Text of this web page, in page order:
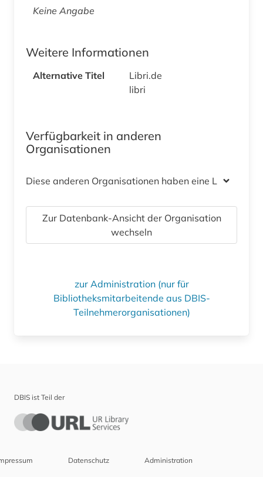
Keine Angabe
Weitere Informationen
Alternative Titel
Libri.de
libri
Verfügbarkeit in anderen
Organisationen
Diese anderen Organisationen haben eine Lizenz
Zur Datenbank-Ansicht der Organisation
wechseln
zur Administration (nur für
Bibliotheksmitarbeitende aus DBIS-
Teilnehmerorganisationen)
DBIS ist Teil der
Datenschutz Administration